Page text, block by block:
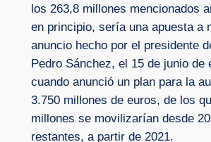
los 263,8 millones mencionados
en principio, sería una apuesta a
anuncio hecho por el presidente
Pedro Sánchez, el 15 de junio de
cuando anunció un plan para la
3.750 millones de euros, de los
millones se movilizarían desde
restantes, a partir de 2021.